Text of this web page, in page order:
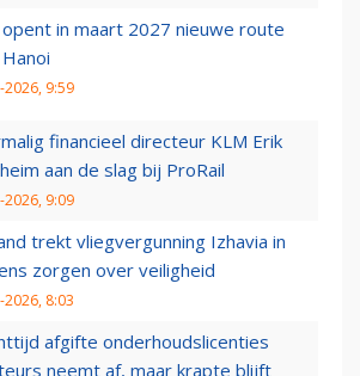
in maart 2027 nieuwe route
2026, 9:59
financieel directeur KLM Erik
aan de slag bij ProRail
2026, 9:09
trekt vliegvergunning Izhavia in
zorgen over veiligheid
2026, 8:03
afgifte onderhoudslicenties
neemt af, maar krapte blijft